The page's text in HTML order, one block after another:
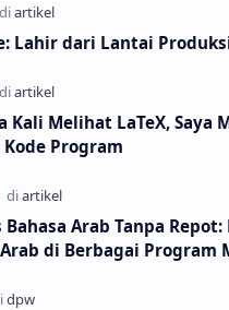
Lahir dari Lantai
Kali Melihat LaTeX, Saya
Program
Arab Tanpa
Arab di Berbagai Program